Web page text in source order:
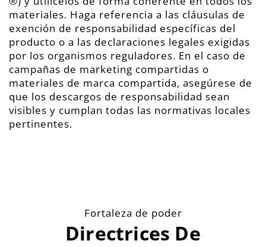
materiales. Haga referencia a las cláusulas de
exención de responsabilidad específicas del
producto o a las declaraciones legales exigidas
por los organismos reguladores. En el caso de
campañas de marketing compartidas o
materiales de marca compartida, asegúrese de
que los descargos de responsabilidad sean
visibles y cumplan todas las normativas locales
pertinentes.
Fortaleza de poder
Directrices De